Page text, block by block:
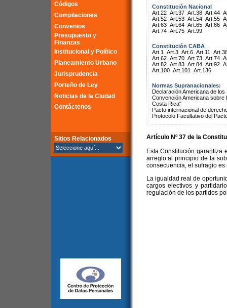
Códigos
Compilaciones
Convenios
Presupuesto y
Finanzas
Institucional y Político
Planeamiento Urbano
Jurisprudencia
Porteño de Ley
Noticias de la Ciudad
Contáctenos
Sitios Relacionados
Constitución Nacional
Art.22 Art.37 Art.38 Art.44
Art.52 Art.53 Art.54 Art.55
Art.63 Art.64 Art.65 Art.66
Art.74 Art.75 Art.99
Constitución CABA
Art.1
Art.3 Art.6 Art.11
Art.62 Art.70 Art.73 Art.74
Art.82 Art.83 Art.84 Art.92
Art.100 Art.101 Art.136
Normas Supranacionales:
Declaración Americana de
Convención Americana
Costa Rica"
Pacto internacional de
Protocolo Facultativo del
Artículo Nº 37 de la
Esta Constitución
arreglo al principio de la
consecuencia, el sufragio
La igualdad real de
cargos electivos y
regulación de los partidos